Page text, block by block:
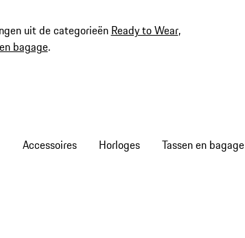
uit de categorieën Ready to Wear,
bagage.
Accessoires Horloges Tassen en bagage